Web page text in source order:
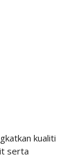
kualiti
serta